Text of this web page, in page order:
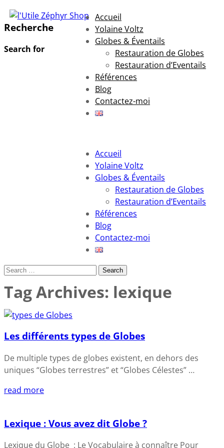
Accueil
Yolaine Voltz
Globes & Éventails
Restauration de Globes
Restauration d’Eventails
Références
Blog
Contactez-moi
Accueil
Yolaine Voltz
Globes & Éventails
Restauration de Globes
Restauration d’Eventails
Références
Blog
Contactez-moi
Recherche
Search for
Search
Tag Archives: lexique
Les différents types de Globes
De multiple types de globes existent, en dehors des
uniques “Globes terrestres” et “Globes Célestes” …
read more
Lexique : Vous avez dit Globe ?
Lexique du Globe : Le Vocabulaire à connaître Pour